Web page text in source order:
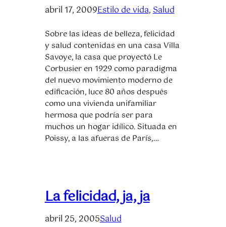
abril 17, 2009Estilo de vida, Salud
Sobre las ideas de belleza, felicidad
y salud contenidas en una casa Villa
Savoye, la casa que proyectó Le
Corbusier en 1929 como paradigma
del nuevo movimiento moderno de
edificación, luce 80 años después
como una vivienda unifamiliar
hermosa que podría ser para
muchos un hogar idílico. Situada en
Poissy, a las afueras de París,…
La felicidad, ja, ja
abril 25, 2005Salud